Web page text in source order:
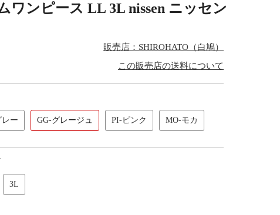
ンピース LL 3L nissen ニッセン
販売店：SHIROHATO（白鳩）
この販売店の送料について
レー GG-グレージュ PI-ピンク MO-モカ
3L